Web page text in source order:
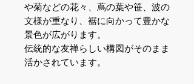
や菊などの花々、蔦の葉や笹、波の
文様が重なり、裾に向かって豊かな
景色が広がります。
伝統的な友禅らしい構図がそのまま
活かされています。